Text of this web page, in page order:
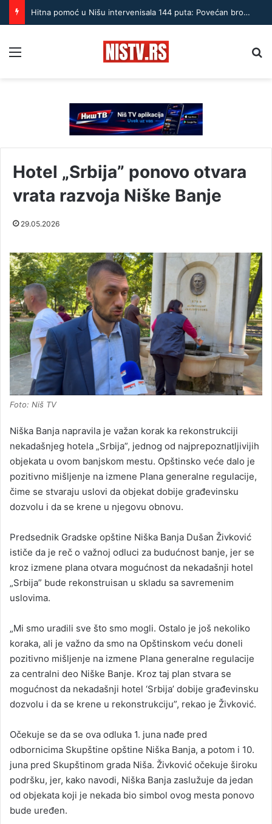
Hitna pomoć u Nišu intervenisala 144 puta: Povećan broj pacijenata sa stomačnim tegobama
Hotel „Srbija” ponovo otvara
vrata razvoja Niške Banje
29.05.2026
Foto: Niš TV
Niška Banja napravila je važan korak ka rekonstrukciji
nekadašnjeg hotela „Srbija”, jednog od najprepoznatljivijih
objekata u ovom banjskom mestu. Opštinsko veće dalo je
pozitivno mišljenje na izmene Plana generalne regulacije,
čime se stvaraju uslovi da objekat dobije građevinsku
dozvolu i da se krene u njegovu obnovu.
Predsednik Gradske opštine Niška Banja Dušan Živković
ističe da je reč o važnoj odluci za budućnost banje, jer se
kroz izmene plana otvara mogućnost da nekadašnji hotel
„Srbija” bude rekonstruisan u skladu sa savremenim
uslovima.
„Mi smo uradili sve što smo mogli. Ostalo je još nekoliko
koraka, ali je važno da smo na Opštinskom veću doneli
pozitivno mišljenje na izmene Plana generalne regulacije
za centralni deo Niške Banje. Kroz taj plan stvara se
mogućnost da nekadašnji hotel ‘Srbija’ dobije građevinsku
dozvolu i da se krene u rekonstrukciju”, rekao je Živković.
Očekuje se da se ova odluka 1. juna nađe pred
odbornicima Skupštine opštine Niška Banja, a potom i 10.
juna pred Skupštinom grada Niša. Živković očekuje široku
podršku, jer, kako navodi, Niška Banja zaslužuje da jedan
od objekata koji je nekada bio simbol ovog mesta ponovo
bude uređen.